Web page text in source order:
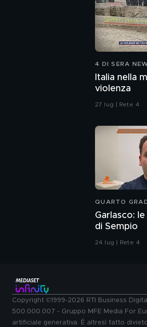
4 DI SERA
Italia nella
violenza
27 lug | Rete 4
QUARTO
Garlasco:
di Sempio
24 lug | Rete 4
Copyright ©1999-2026 RTI Business
500.000.007 - Gruppo MFE Media For
artificiale generativa. È altresì fatto